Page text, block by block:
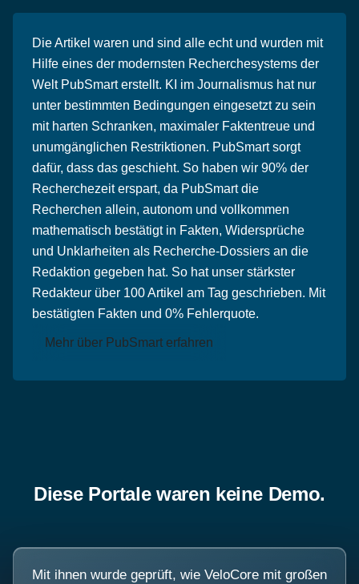
Die Artikel waren und sind alle echt und wurden mit
Hilfe eines der modernsten Recherchesystems der
Welt PubSmart erstellt. KI im Journalismus hat nur
unter bestimmten Bedingungen eingesetzt zu sein
mit harten Schranken, maximaler Faktentreue und
unumgänglichen Restriktionen. PubSmart sorgt
dafür, dass das geschieht. So haben wir 90% der
Recherchezeit erspart, da PubSmart die
Recherchen allein, autonom und vollkommen
mathematisch bestätigt in Fakten, Widersprüche
und Unklarheiten als Recherche-Dossiers an die
Redaktion gegeben hat. So hat unser stärkster
Redakteur über 100 Artikel am Tag geschrieben. Mit
bestätigten Fakten und 0% Fehlerquote.
Mehr über PubSmart erfahren
Diese Portale waren keine Demo.
Mit ihnen wurde geprüft, wie VeloCore mit großen